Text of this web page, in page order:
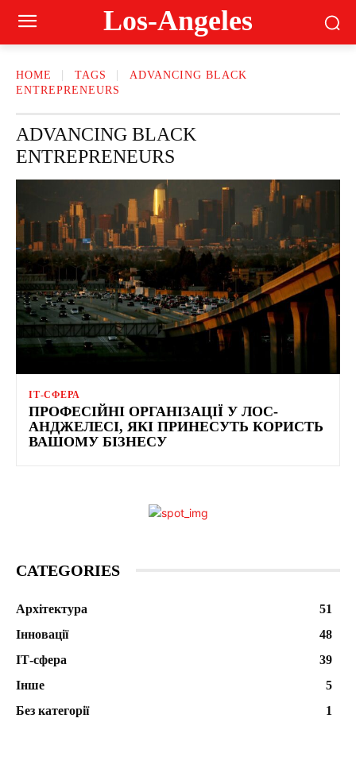
Los-Angeles
HOME TAGS
ADVANCING BLACK
ENTREPRENEURS
ADVANCING BLACK
ENTREPRENEURS
ІТ-СФЕРА
ПРОФЕСІЙНІ ОРГАНІЗАЦІЇ У ЛОС-
АНДЖЕЛЕСІ, ЯКІ ПРИНЕСУТЬ КОРИСТЬ
ВАШОМУ БІЗНЕСУ
CATEGORIES
Архітектура
51
Інновації
48
ІТ-сфера
39
Інше
5
Без категорії
1